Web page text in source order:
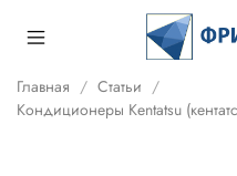
Главная
Статьи
Кондиционеры Kentatsu